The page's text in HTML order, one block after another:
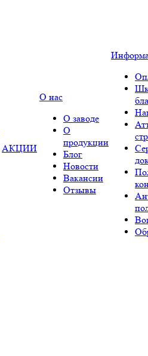
АКЦИИ
О нас
О заводе
О
продукции
Блог
Новости
Вакансии
Отзывы